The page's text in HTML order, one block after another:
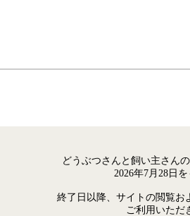
どうぶつさんと飼い主さん
2026年7月28日
終了日以降、サイトの閲覧お
ご利用いただ